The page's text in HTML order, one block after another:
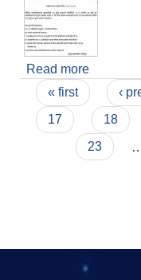
Read more
सम्बन्धि
Pages
« first ‹
17
18
23